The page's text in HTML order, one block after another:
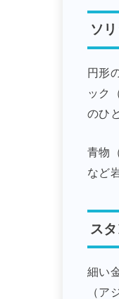
ソ
円形
ック
のひ
青物
など
ス
細い
（ア